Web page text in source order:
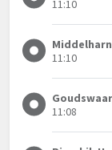
11:10
11:10
11:08